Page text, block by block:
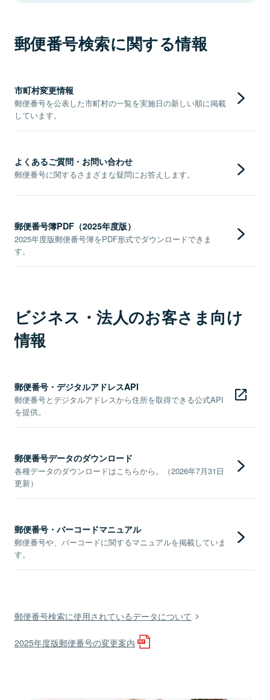
郵便番号検索に関する情報
市町村変更情報
郵便番号を公表した市町村の一覧を実施日の新しい順に掲載
しています。
よくあるご質問・お問い合わせ
郵便番号に関するさまざまな疑問にお答えします。
郵便番号簿PDF（2025年度版）
2025年度版郵便番号簿をPDF形式でダウンロードできま
す。
ビジネス・法人のお客さま向け
情報
郵便番号・デジタルアドレスAPI
郵便番号とデジタルアドレスから住所を取得できる公式API
を提供。
郵便番号データのダウンロード
各種データのダウンロードはこちらから。（2026年7月31日
更新）
郵便番号・バーコードマニュアル
郵便番号や、バーコードに関するマニュアルを掲載していま
す。
郵便番号検索に使用されているデータについて
2025年度版郵便番号の変更案内